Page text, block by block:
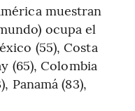
muestran
ocupa el
(55), Costa
(65), Colombia
Panamá (83),